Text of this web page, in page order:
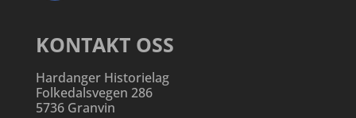
KONTAKT OSS
Hardanger Historielag
Folkedalsvegen 286
5736 Granvin